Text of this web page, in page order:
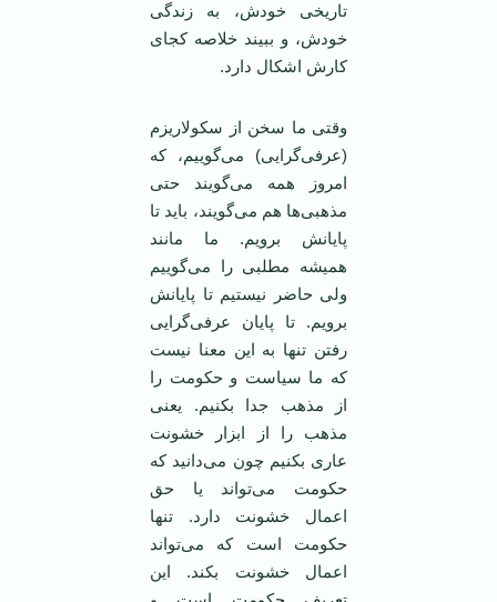
تاریخی خودش، به زندگی
خودش، و ببیند خلاصه کجای
کارش اشکال دارد.
وقتی ما سخن از سکولاریزم
(عرفی‌گرایی) می‌گوییم، که
امروز همه می‌گویند حتی
مذهبی‌ها هم می‌گویند، باید تا
پایانش برویم. ما مانند
همیشه مطلبی را می‌گوییم
ولی حاضر نیستیم تا پایانش
برویم. تا پایان عرفی‌گرایی
رفتن تنها به این معنا نیست
که ما سیاست و حکومت را
از مذهب جدا بکنیم. یعنی
مذهب را از ابزار خشونت
عاری بکنیم چون می‌دانید که
حکومت می‌تواند یا حق
اعمال خشونت دارد. تنها
حکومت است که می‌تواند
اعمال خشونت بکند. این